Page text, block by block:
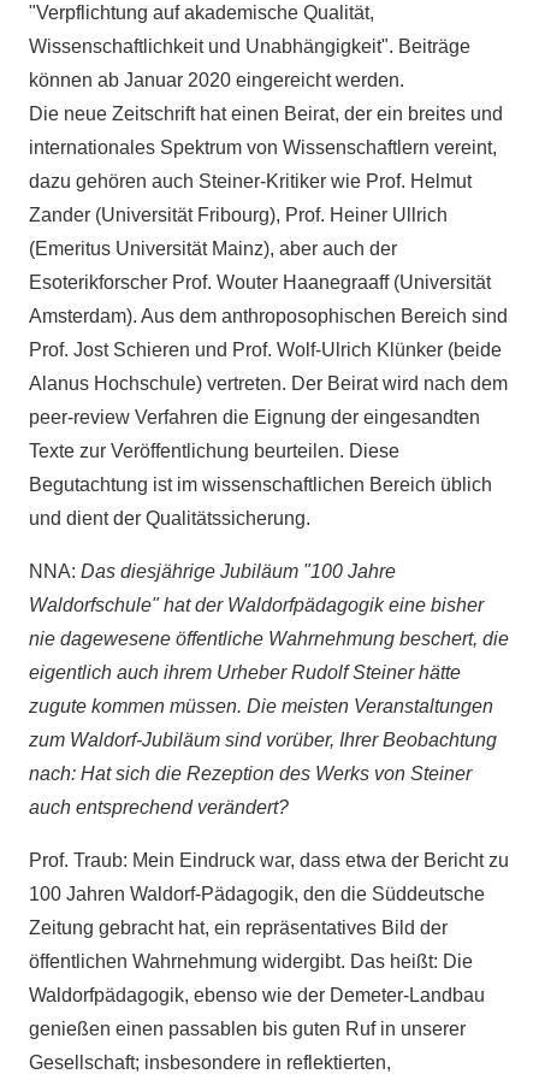
"Verpflichtung auf akademische Qualität,
Wissenschaftlichkeit und Unabhängigkeit". Beiträge
können ab Januar 2020 eingereicht werden.
Die neue Zeitschrift hat einen Beirat, der ein breites und
internationales Spektrum von Wissenschaftlern vereint,
dazu gehören auch Steiner-Kritiker wie Prof. Helmut
Zander (Universität Fribourg), Prof. Heiner Ullrich
(Emeritus Universität Mainz), aber auch der
Esoterikforscher Prof. Wouter Haanegraaff (Universität
Amsterdam). Aus dem anthroposophischen Bereich sind
Prof. Jost Schieren und Prof. Wolf-Ulrich Klünker (beide
Alanus Hochschule) vertreten. Der Beirat wird nach dem
peer-review Verfahren die Eignung der eingesandten
Texte zur Veröffentlichung beurteilen. Diese
Begutachtung ist im wissenschaftlichen Bereich üblich
und dient der Qualitätssicherung.
NNA: Das diesjährige Jubiläum "100 Jahre
Waldorfschule" hat der Waldorfpädagogik eine bisher
nie dagewesene öffentliche Wahrnehmung beschert, die
eigentlich auch ihrem Urheber Rudolf Steiner hätte
zugute kommen müssen. Die meisten Veranstaltungen
zum Waldorf-Jubiläum sind vorüber, Ihrer Beobachtung
nach: Hat sich die Rezeption des Werks von Steiner
auch entsprechend verändert?
Prof. Traub: Mein Eindruck war, dass etwa der Bericht zu
100 Jahren Waldorf-Pädagogik, den die Süddeutsche
Zeitung gebracht hat, ein repräsentatives Bild der
öffentlichen Wahrnehmung widergibt. Das heißt: Die
Waldorfpädagogik, ebenso wie der Demeter-Landbau
genießen einen passablen bis guten Ruf in unserer
Gesellschaft; insbesondere in reflektierten,